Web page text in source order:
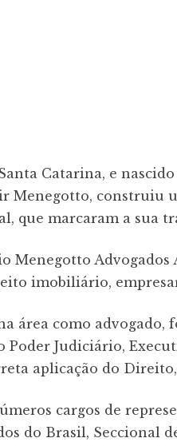
Catarina, e
Menegotto, construiu
que marcaram a sua
Menegotto Advogados
imobiliário,
área como advogado,
Poder Judiciário,
aplicação do
cargos de
do Brasil, Seccional